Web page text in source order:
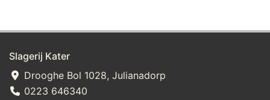
Slagerij Kater
Drooghe Bol 1028, Julianadorp
0223 646340